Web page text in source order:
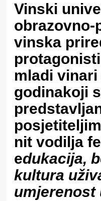
Vinski
vinska
mladi vinari
godinakoji
nit vodilja
edukacija,
kultura
umjerenost